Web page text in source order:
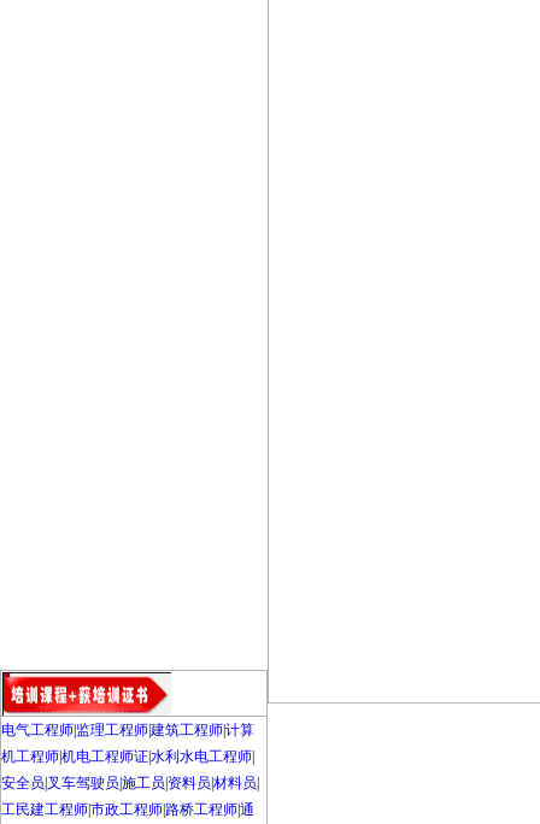
电气工程师 监理工程师建筑工程师计算
机工程师机电工程师证水利水电工程师
安全员 叉车驾驶员 施工员 资料员 材料员
工民建工程师市政工程师路桥工程师通